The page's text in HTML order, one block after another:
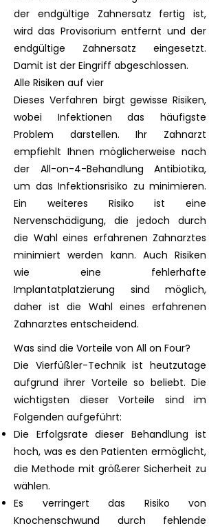
der endgültige Zahnersatz fertig ist,
wird das Provisorium entfernt und der
endgültige Zahnersatz eingesetzt.
Damit ist der Eingriff abgeschlossen.
Alle Risiken auf vier
Dieses Verfahren birgt gewisse Risiken,
wobei Infektionen das häufigste
Problem darstellen. Ihr Zahnarzt
empfiehlt Ihnen möglicherweise nach
der All-on-4-Behandlung Antibiotika,
um das Infektionsrisiko zu minimieren.
Ein weiteres Risiko ist eine
Nervenschädigung, die jedoch durch
die Wahl eines erfahrenen Zahnarztes
minimiert werden kann. Auch Risiken
wie eine fehlerhafte
Implantatplatzierung sind möglich,
daher ist die Wahl eines erfahrenen
Zahnarztes entscheidend.
Was sind die Vorteile von All on Four?
Die Vierfüßler-Technik ist heutzutage
aufgrund ihrer Vorteile so beliebt. Die
wichtigsten dieser Vorteile sind im
Folgenden aufgeführt:
Die Erfolgsrate dieser Behandlung ist
hoch, was es den Patienten ermöglicht,
die Methode mit größerer Sicherheit zu
wählen.
Es verringert das Risiko von
Knochenschwund durch fehlende